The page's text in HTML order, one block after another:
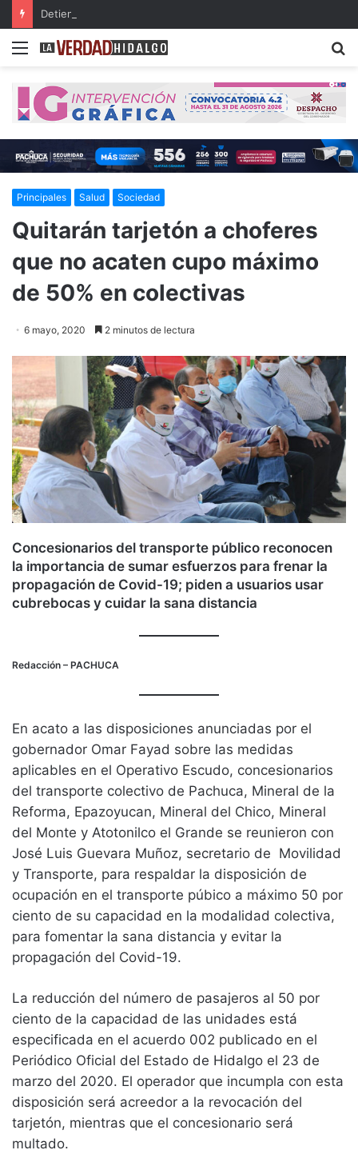
Menu
Principales Salud Sociedad
Quitarán tarjetón a choferes
que no acaten cupo máximo
de 50% en colectivas
6 mayo, 2020 2 minutos de lectura
Concesionarios del transporte público reconocen
la importancia de sumar esfuerzos para frenar la
propagación de Covid-19; piden a usuarios usar
cubrebocas y cuidar la sana distancia
Redacción – PACHUCA
En acato a las disposiciones anunciadas por el
gobernador Omar Fayad sobre las medidas
aplicables en el Operativo Escudo, concesionarios
del transporte colectivo de Pachuca, Mineral de la
Reforma, Epazoyucan, Mineral del Chico, Mineral
del Monte y Atotonilco el Grande se reunieron con
José Luis Guevara Muñoz, secretario de Movilidad
y Transporte, para respaldar la disposición de
ocupación en el transporte púbico a máximo 50 por
ciento de su capacidad en la modalidad colectiva,
para fomentar la sana distancia y evitar la
propagación del Covid-19.
La reducción del número de pasajeros al 50 por
ciento de la capacidad de las unidades está
especificada en el acuerdo 002 publicado en el
Periódico Oficial del Estado de Hidalgo el 23 de
marzo del 2020. El operador que incumpla con esta
disposición será acreedor a la revocación del
tarjetón, mientras que el concesionario será
multado.